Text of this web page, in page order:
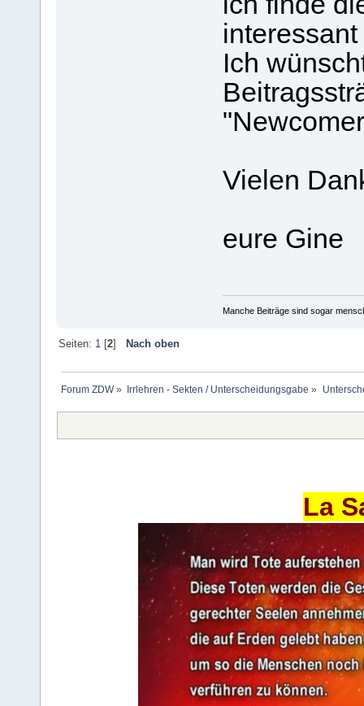
Ich
Vielen
eure Gine
Manche Beiträge sind sogar
Seiten: 1[2] Nach oben
Forum ZDW» Irrlehren - Sekten / Unterscheidungsgabe »
La